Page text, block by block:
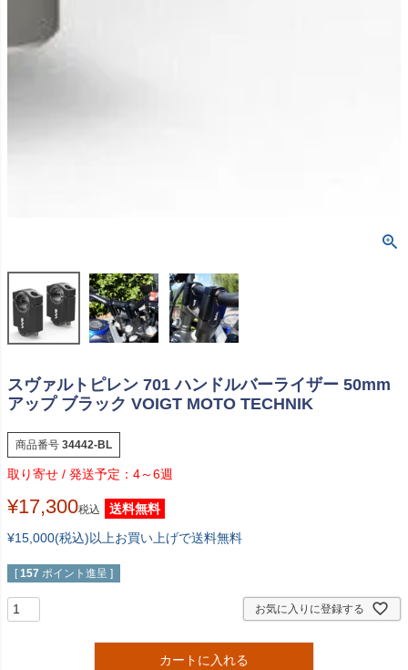
スヴァルトピレン 701 ハンドルバーライザー 50mm
アップ ブラック VOIGT MOTO TECHNIK
商品番号 34442-BL
4～6週
¥17,300税込
送料無料
¥15,000(税込)以上お買い上げで送料無料
[ 157 ポイント進呈 ]
お気に入りに登録する
カートに入れる